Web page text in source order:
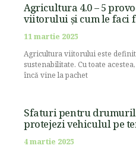
Agricultura 4.0 – 5
viitorului și cum le faci
11 martie 2025
Agricultura viitorului este
sustenabilitate. Cu toate
încă vine la pachet
Sfaturi pentru
protejezi vehiculul pe
4 martie 2025